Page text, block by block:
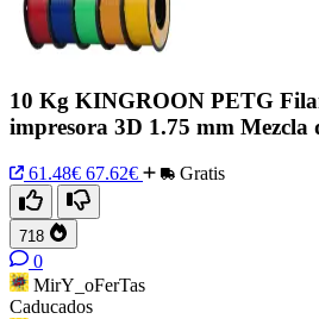
10 Kg KINGROON PETG
impresora 3D 1.75 mm Mezcla
61.48€ 67.62€ Gratis
718
0
MirY_oFerTas
Caducados